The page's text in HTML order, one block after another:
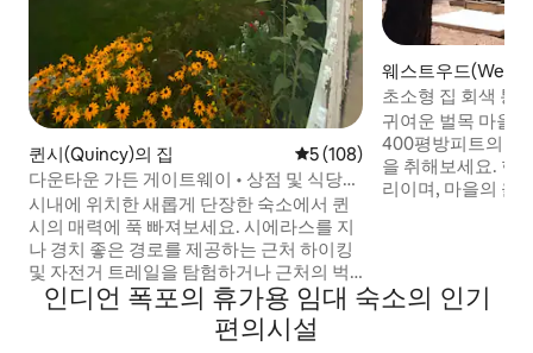
퀸시(Quincy)의 집 평점 5점(5점 만점), 후기 108
5 (108)
다운타운 가든 게이트웨이 • 상점 및 식당까
지 도보 거리
시내에 위치한 새롭게 단장한 숙소에서 퀸
시의 매력에 푹 빠져보세요. 시에라스를 지
나 경치 좋은 경로를 제공하는 근처 하이킹
및 자전거 트레일을 탐험하거나 근처의 벅
스 레이크 또는 레이크스 베이�스에서 호
수에서의 하루를 즐겨보세요. 독특하고 시
골 분위기의 퀸시에 위치한 저희 숙소는 상
웨스트우드
집
초소형 집 회색 통
귀여운 벌목 마을
400평방피트의 아
을 취해보세요. 현
리이며, 마을의 올
거리에 있습니다! 많은 인원을 편안하게 수
인디언 폭포의 휴가용 임대 숙소의 인기
편의시설